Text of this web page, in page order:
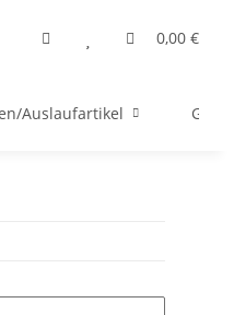
0,00 €
Auslaufartikel